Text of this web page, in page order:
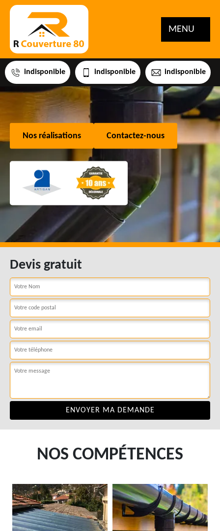
MENU
indisponible indisponible indisponible
Nos réalisations Contactez-nous
Devis gratuit
NOS COMPÉTENCES